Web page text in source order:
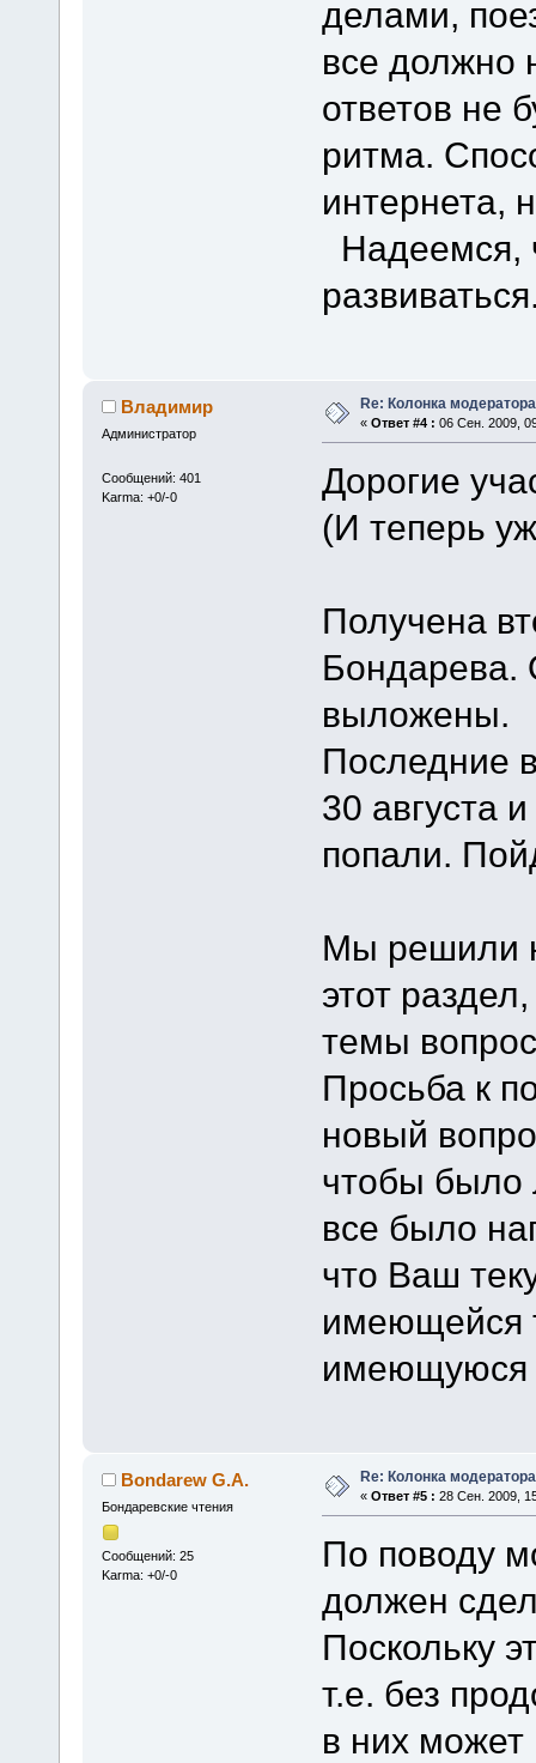
делами,
все должно
ответов не
ритма.
интернета,
Надеемся,
Владимир
Администратор
Сообщений: 401
Karma: +0/-0
Re: Колонка модератора
« Ответ #4 : 06 Сен. 2009,
Дорогие
(И теперь
Получена
Бондарева.
выложены.
Последние
30 августа
попали.
Мы решили
этот
темы
Просьба к
новый
чтобы было
все было
что Ваш
имеющейся
имеющуюся
Bondarew G.A.
Бондаревские чтения
Сообщений: 25
Karma: +0/-0
Re: Колонка модератора
« Ответ #5 : 28 Сен. 2009,
По поводу
должен
Поскольку
т.е. без
в них может